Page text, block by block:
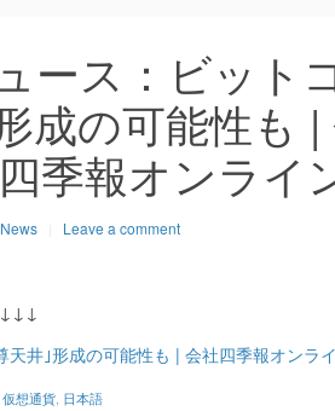
ース：ビット
成の可能性も
季報オンライ
News Leave a comment
天井｣形成の可能性も | 会社四季報オンラ
仮想通貨 日本語